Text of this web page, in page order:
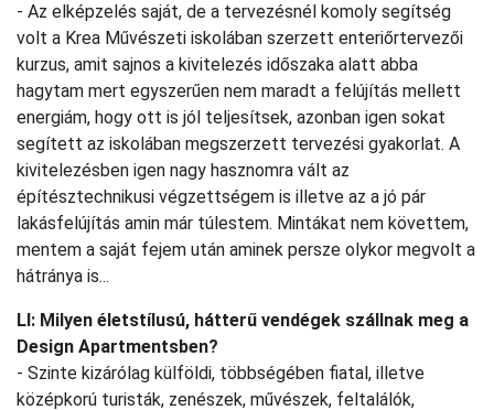
- Az elképzelés saját, de a tervezésnél komoly segítség
volt a Krea Művészeti iskolában szerzett enteriőrtervezői
kurzus, amit sajnos a kivitelezés időszaka alatt abba
hagytam mert egyszerűen nem maradt a felújítás mellett
energiám, hogy ott is jól teljesítsek, azonban igen sokat
segített az iskolában megszerzett tervezési gyakorlat. A
kivitelezésben igen nagy hasznomra vált az
építésztechnikusi végzettségem is illetve az a jó pár
lakásfelújítás amin már túlestem. Mintákat nem követtem,
mentem a saját fejem után aminek persze olykor megvolt a
hátránya is...
LI: Milyen életstílusú, hátterű vendégek szállnak meg a
Design Apartmentsben?
- Szinte kizárólag külföldi, többségében fiatal, illetve
középkorú turisták, zenészek, művészek, feltalálók,